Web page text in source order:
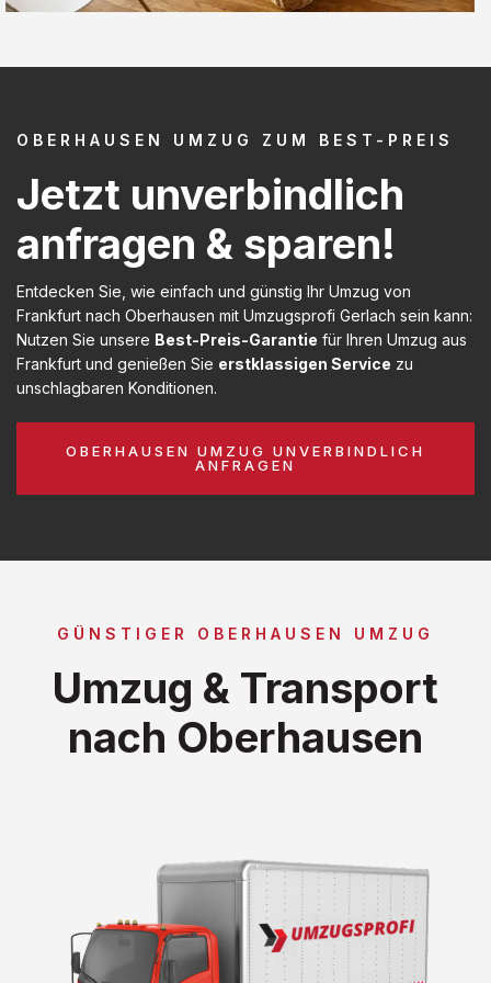
OBERHAUSEN UMZUG ZUM BEST-PREIS
Jetzt unverbindlich
anfragen & sparen!
Entdecken Sie, wie einfach und günstig Ihr Umzug von
Frankfurt nach Oberhausen mit Umzugsprofi Gerlach sein kann:
Nutzen Sie unsere Best-Preis-Garantie für Ihren Umzug aus
Frankfurt und genießen Sie erstklassigen Service zu
unschlagbaren Konditionen.
OBERHAUSEN UMZUG UNVERBINDLICH
ANFRAGEN
GÜNSTIGER OBERHAUSEN UMZUG
Umzug & Transport
nach Oberhausen